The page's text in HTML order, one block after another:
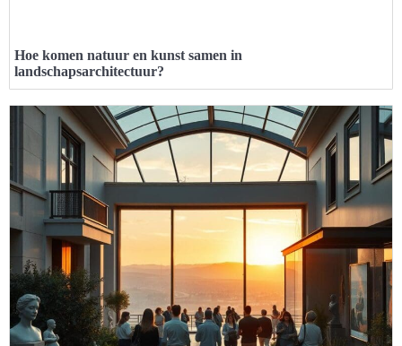
Hoe komen natuur en kunst samen in
landschapsarchitectuur?